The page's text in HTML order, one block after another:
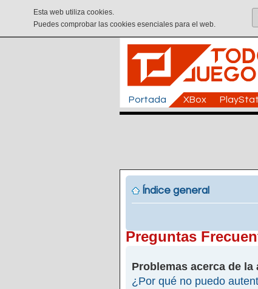
Esta web utiliza cookies.
Puedes comprobar las cookies esenciales para el web.
Portada XBox
Índice general
Preguntas
Problemas acerca de
¿Por qué no puedo